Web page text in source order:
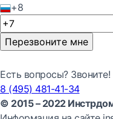
+8
Перезвоните мне
Есть вопросы? Звоните!
8 (495) 481-41-34
© 2015 – 2022